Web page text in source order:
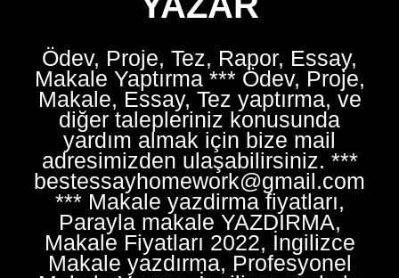
Ödev, Proje, Tez, Rapor, Essay,
Makale Yaptırma *** Ödev, Proje,
Makale, Essay, Tez yaptırma, ve
diğer talepleriniz konusunda
yardım almak için bize mail
adresimizden ulaşabilirsiniz. ***
bestessayhomework@gmail.com
*** Makale yazdirma fiyatları,
Parayla makale YAZDIRMA,
Makale Fiyatları 2022, İngilizce
Makale yazdırma, Profesyonel